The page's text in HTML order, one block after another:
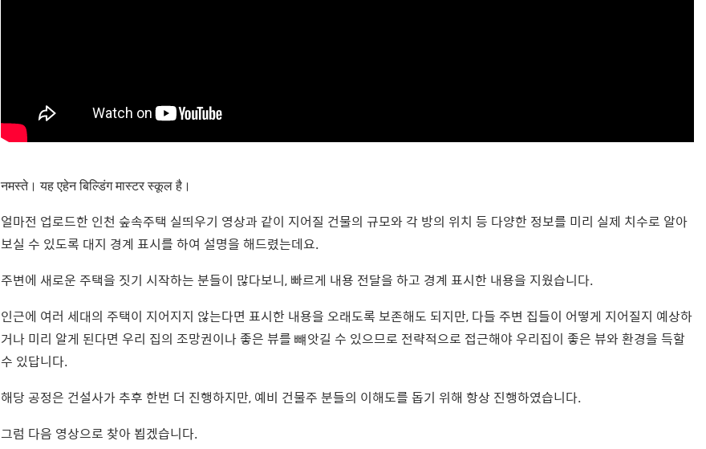
नमस्ते। यह एहेन बिल्डिंग मास्टर स्कूल है।
얼마전 업로드한 인천 숲속주택 실띄우기 영상과 같이 지어질 건물의 규모와 각 방의 위치 등 다양한 정보를 미리 실제 치수로 알아
보실 수 있도록 대지 경계 표시를 하여 설명을 해드렸는데요.
주변에 새로운 주택을 짓기 시작하는 분들이 많다보니, 빠르게 내용 전달을 하고 경계 표시한 내용을 지웠습니다.
인근에 여러 세대의 주택이 지어지지 않는다면 표시한 내용을 오래도록 보존해도 되지만, 다들 주변 집들이 어떻게 지어질지 예상하
거나 미리 알게 된다면 우리 집의 조망권이나 좋은 뷰를 뺴앗길 수 있으므로 전략적으로 접근해야 우리집이 좋은 뷰와 환경을 득할
수 있답니다.
해당 공정은 건설사가 추후 한번 더 진행하지만, 예비 건물주 분들의 이해도를 돕기 위해 항상 진행하였습니다.
그럼 다음 영상으로 찾아 뵙겠습니다.